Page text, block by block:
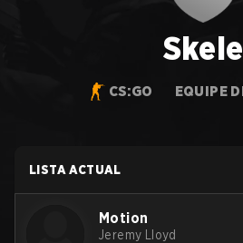
Skele
CS:GO EQUIPE
LISTA ACTUAL
Motion
Jeremy Lloyd